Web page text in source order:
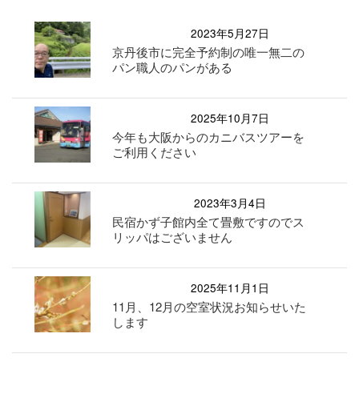
2023年5月27日
京丹後市に完全予約制の唯一無二の
パン職人のパンがある
2025年10月7日
今年も大阪からのカニバスツアーを
ご利用ください
2023年3月4日
民宿かず子館内全て畳敷ですのでス
リッパはございません
2025年11月1日
11月、12月の空室状況お知らせいた
します